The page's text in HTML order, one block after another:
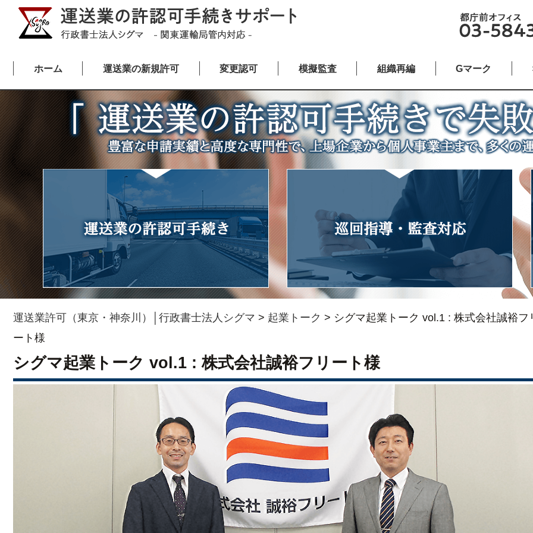
ホーム 運送業の新規許可 変更認可 模擬監査 組織再編 Gマーク
運送業許可（東京・神奈川）│行政書士法人シグマ > 起業トーク > シグマ起業トーク vol.1 : 株式会社誠裕フ
ート様
シグマ起業トーク vol.1 : 株式会社誠裕フリート様